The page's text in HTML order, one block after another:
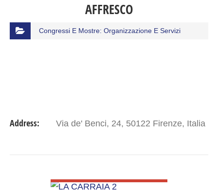
AFFRESCO
Congressi E Mostre: Organizzazione E Servizi
Address: Via de' Benci, 24, 50122 Firenze, Italia